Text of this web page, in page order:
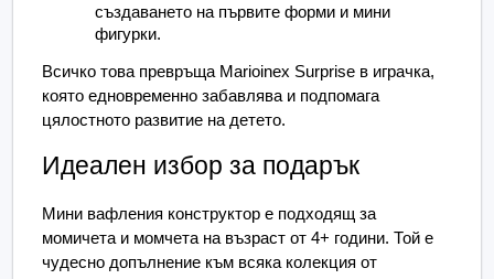
създаването на първите форми и мини
фигурки.
Всичко това превръща Marioinex Surprise в играчка,
която едновременно забавлява и подпомага
цялостното развитие на детето.
Идеален избор за подарък
Мини вафления конструктор е подходящ за
момичета и момчета на възраст от 4+ години. Той е
чудесно допълнение към всяка колекция от